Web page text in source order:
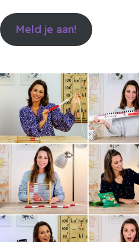
Meld je aan!